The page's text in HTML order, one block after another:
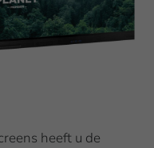
heeft u de